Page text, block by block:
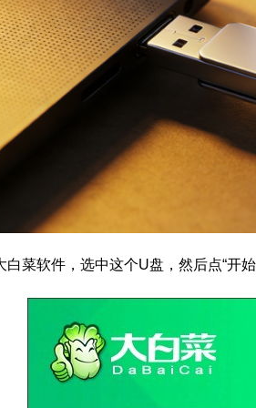
白菜软件，选中这个U盘，然后点“开